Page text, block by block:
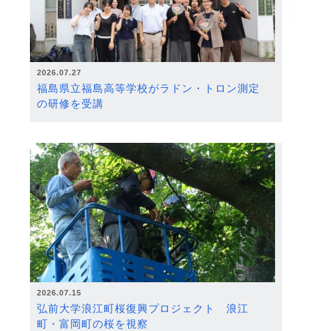
2026.07.27
福島県立福島高等学校がラドン・トロン測定
の研修を受講
2026.07.15
弘前大学浪江町桜復興プロジェクト 浪江
町・富岡町の桜を視察